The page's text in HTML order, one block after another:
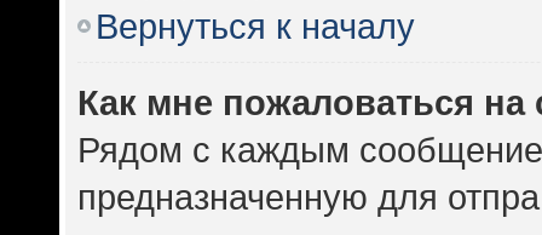
Вернуться к началу
Как мне пожаловаться
Рядом с каждым
предназначенную для